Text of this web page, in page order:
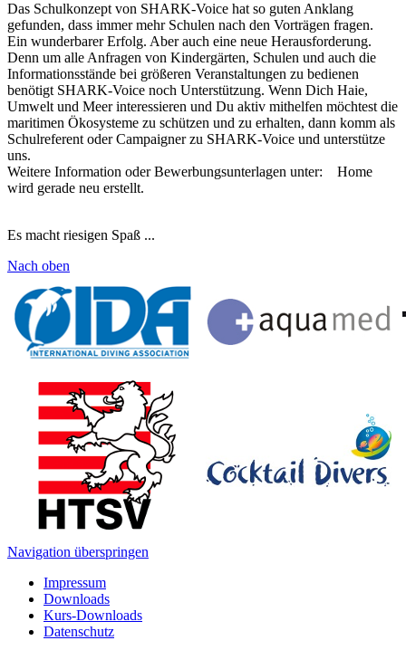
Das Schulkonzept von SHARK-Voice hat so guten Anklang
gefunden, dass immer mehr Schulen nach den Vorträgen fragen.
Ein wunderbarer Erfolg. Aber auch eine neue Herausforderung.
Denn um alle Anfragen von Kindergärten, Schulen und auch die
Informationsstände bei größeren Veranstaltungen zu bedienen
benötigt SHARK-Voice noch Unterstützung. Wenn Dich Haie,
Umwelt und Meer interessieren und Du aktiv mithelfen möchtest die
maritimen Ökosysteme zu schützen und zu erhalten, dann komm als
Schulreferent oder Campaigner zu SHARK-Voice und unterstütze
uns.
Weitere Information oder Bewerbungsunterlagen unter: Home
wird gerade neu erstellt.
Es macht riesigen Spaß ...
Nach oben
Navigation überspringen
Impressum
Downloads
Kurs-Downloads
Datenschutz